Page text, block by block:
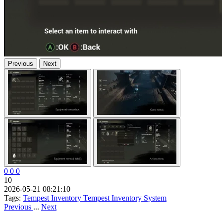
Previous Next
0 0 0
10
2026-05-21 08:21:10
Tags: Tempest Inventory Tempest Inventory System
Previous ... Next